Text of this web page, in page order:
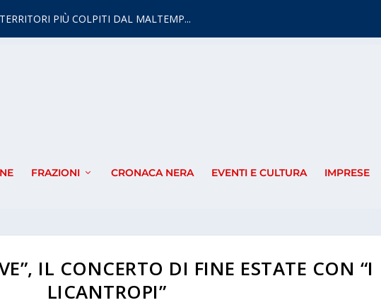
PIÙ COLPITI DAL MALTEMP...
FRAZIONI CRONACA NERA EVENTI E CULTURA IMPRESE
IL CONCERTO DI FINE ESTATE CON “I
LICANTROPI”